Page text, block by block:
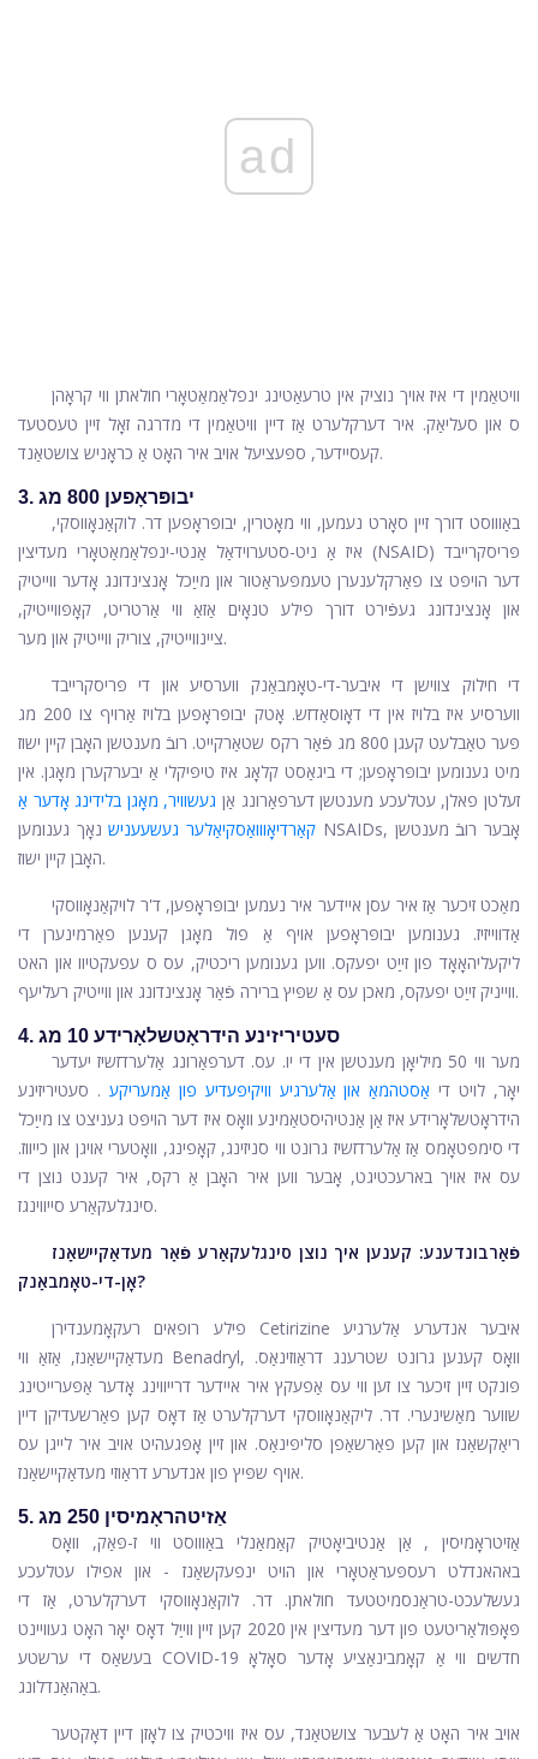
ad
וויטאַמין די איז אויך נוציק אין טרעאַטינג ינפלאַמאַטאָרי חולאתן ווי קראָהן
ס און סעליאַק. איר דערקלערט אַז דיין וויטאַמין די מדרגה זאָל זיין טעסטעד
קעסיידער, ספּעציעל אויב איר האָט אַ כראָניש צושטאַנד.
3. יבופּראָפען 800 מג
באַוווסט דורך זיין סאָרט נעמען, ווי מאָטרין, יבופּראָפען דר. לוקאַנאָווסקי,
איז אַ ניט-סטערוידאַל אַנטי-ינפלאַמאַטאָרי מעדיצין (NSAID) פּריסקרייבד
דער הויפּט צו פאַרקלענערן טעמפּעראַטור און מייַכל אָנצינדונג אָדער ווייטיק
און אָנצינדונג געפֿירט דורך פילע טנאָים אַזאַ ווי אַרטריט, קאָפּווייטיק,
ציינווייטיק, צוריק ווייטיק און מער.
די חילוק צווישן די איבער-די-טאָמבאַנק ווערסיע און די פּריסקרייבד
ווערסיע איז בלויז אין די דאָוסאַדזש. אָטק יבופּראָפען בלויז אַרויף צו 200 מג
פּער טאַבלעט קעגן 800 מג פֿאַר רקס שטאַרקייט. רובֿ מענטשן האָבן קיין ישוז
מיט גענומען יבופּראָפען; די ביגאַסט קלאָג איז טיפּיקלי אַ יבערקערן מאָגן. אין
זעלטן פאלן, עטלעכע מענטשן דערפאַרונג אַן געשוויר, מאָגן בלידינג אָדער אַ
קאַרדיאָווואַסקיאַלער געשעעניש נאָך גענומען NSAIDs, אָבער רובֿ מענטשן
האָבן קיין ישוז.
מאַכט זיכער אַז איר עסן איידער איר נעמען יבופּראָפען, ד'ר לויקאַנאָווסקי
אַדווייזיז. גענומען יבופּראָפען אויף אַ פול מאָגן קענען פאַרמינערן די
ליקעליהאָאָד פון זייַט יפעקס. ווען גענומען ריכטיק, עס ס עפעקטיוו און האט
ווייניק זייַט יפעקס, מאכן עס אַ שפּיץ ברירה פֿאַר אָנצינדונג און ווייטיק רעליעף.
4. סעטיריזינע הידראָטשלאָרידע 10 מג
מער ווי 50 מיליאָן מענטשן אין די יו. עס. דערפאַרונג אַלערדזשיז יעדער
יאָר, לויט די אַסטהמאַ און אַלערגיע וויקיפּעדיע פון ​​אַמעריקע . סעטיריזינע
הידראָטשלאָרידע איז אַן אַנטיהיסטאַמינע וואָס איז דער הויפּט געניצט צו מייַכל
די סימפּטאָמס אַז אַלערדזשיז גרונט ווי סניזינג, קאָפינג, וואָטערי אויגן און כייווז.
עס איז אויך בארעכטיגט, אָבער ווען איר האָבן אַ רקס, איר קענט נוצן די
סינגלעקאַרע סייווינגז.
פֿאַרבונדענע: קענען איך נוצן סינגלעקאַרע פֿאַר מעדאַקיישאַנז
אָן-די-טאָמבאַנק?
פילע רופאים רעקאָמענדירן Cetirizine איבער אנדערע אַלערגיע
מעדאַקיישאַנז, אַזאַ ווי Benadryl, וואָס קענען גרונט שטרענג דראַוזינאַס.
פּונקט זיין זיכער צו זען ווי עס אַפעקץ איר איידער דרייווינג אָדער אַפּערייטינג
שווער מאַשינערי. דר. ליקאַנאָווסקי דערקלערט אַז דאָס קען פאַרשעדיקן דיין
ריאַקשאַנז און קען פאַרשאַפן סליפּינאַס. און זיין אָפּגעהיט אויב איר לייגן עס
אויף שפּיץ פון אנדערע דראַוזי מעדאַקיישאַנז.
5. אַזיטהראָמיסין 250 מג
אַזיטראָמיסין
, אַן אַנטיביאָטיק קאַמאַנלי באַוווסט ווי ז-פּאַק, וואָס
באהאנדלט רעספּעראַטאָרי און הויט ינפעקשאַנז - און אפילו עטלעכע
געשלעכט-טראַנסמיטטעד חולאתן. דר. לוקאַנאָווסקי דערקלערט, אַז די
פּאָפּולאַריטעט פון דער מעדיצין אין 2020 קען זיין ווייַל דאָס יאָר האָט געוויינט
בעשאַס די ערשטע COVID-19 חדשים ווי אַ קאָמבינאַציע אָדער סאָלאָ
באַהאַנדלונג.
אויב איר האָט אַ לעבער צושטאַנד, עס איז וויכטיק צו לאָזן דיין דאָקטער